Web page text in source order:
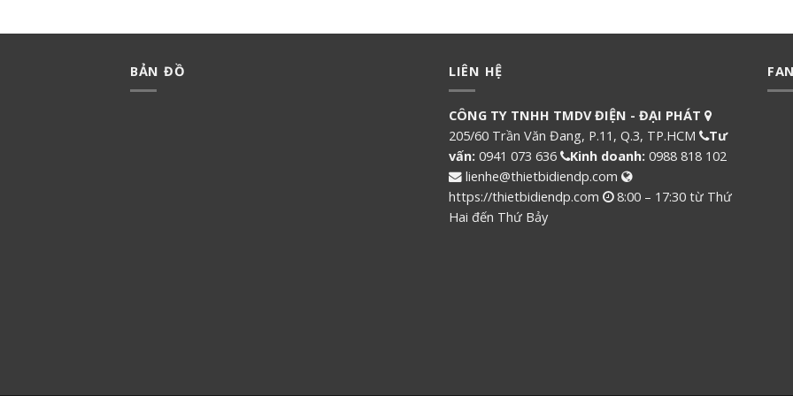
BẢN ĐỒ LIÊN HỆ
CÔNG TY TNHH TMDV ĐIỆN - ĐẠI PHÁT
205/60 Trần Văn Đang, P.11, Q.3, TP.HCM
Tư
vấn: 0941 073 636 Kinh doanh: 0988 818 102
lienhe@thietbidiendp.com
https://thietbidiendp.com
8:00 – 17:30 từ Thứ
Hai đến Thứ Bảy